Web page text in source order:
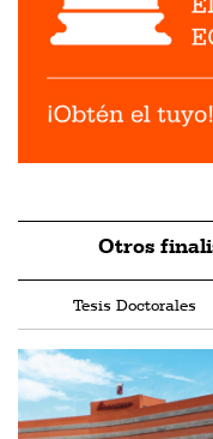
Otros
Tesis Doctorales